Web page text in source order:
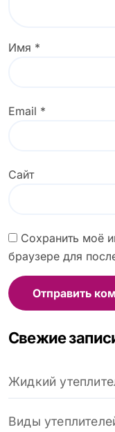
Имя *
Email *
Сайт
Сохранить моё
браузере для
Свежие
Жидкий
Виды